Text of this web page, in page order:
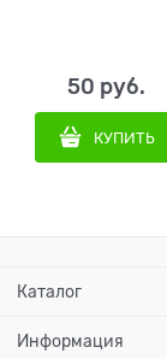
50 руб.
КУПИТЬ
Каталог
Информация